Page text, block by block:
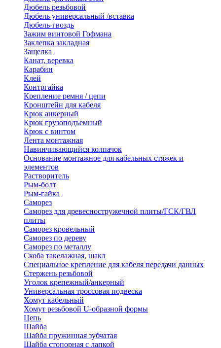
Дюбель резьбовой
Дюбель универсальный /вставка
Дюбель-гвоздь
Зажим винтовой Гофмана
Заклепка закладная
Защелка
Канат, веревка
Карабин
Клей
Контргайка
Крепление ремня / цепи
Кронштейн для кабеля
Крюк анкерный
Крюк грузоподъемный
Крюк с винтом
Лента монтажная
Навинчивающийся колпачок
Основание монтажное для кабельных стяжек и
элементов
Растворитель
Рым-болт
Рым-гайка
Саморез
Саморез для древесностружечной плиты/ГСК/ГВЛ
плиты
Саморез кровельный
Саморез по дереву
Саморез по металлу
Скоба такелажная, шакл
Специальное крепление для кабеля передачи данных
Стержень резьбовой
Уголок крепежный/анкерный
Универсальная троссовая подвеска
Хомут кабельный
Хомут резьбовой U-образной формы
Цепь
Шайба
Шайба пружинная зубчатая
Шайба стопорная с лапкой